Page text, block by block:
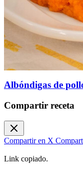
Albóndigas de
Compartir receta
Compartir en X
Link copiado.